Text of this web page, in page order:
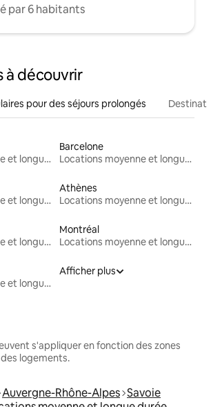
par 6 habitants
à découvrir
pour des séjours prolongés
Locations moyenne et longue durée
Barcelone
Locations moyenne et longue durée
Locations moyenne et longue durée
Athènes
Locations moyenne et longue durée
Locations moyenne et longue durée
Montréal
Locations moyenne et longue durée
Locations moyenne et longue durée
Afficher plus
s'appliquer en fonction des zones
logements.
Auvergne-Rhône-Alpes Savoie